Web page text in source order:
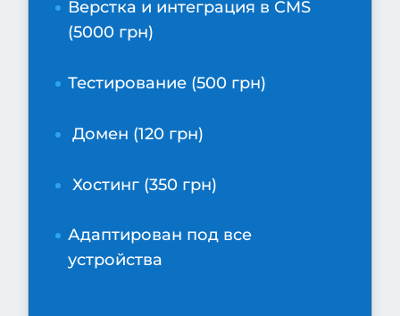
Верстка и интеграция в CMS
(5000 грн)
Тестирование (500 грн)
Домен (120 грн)
Хостинг (350 грн)
Адаптирован под все
устройства